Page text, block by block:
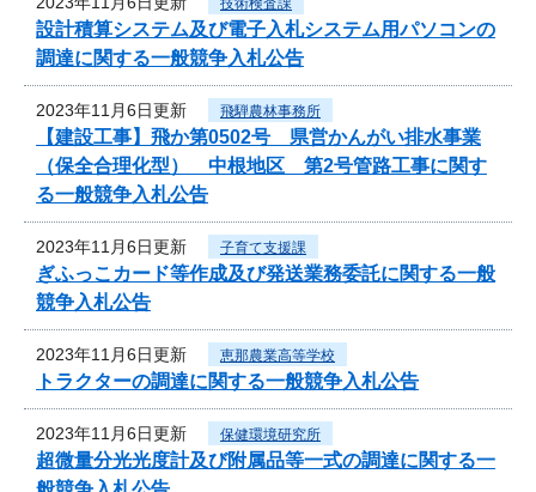
技術検査課
設計積算システム及び電子入札システム用パソコンの
調達に関する一般競争入札公告
2023年11月6日更新 飛騨農林事務所
【建設工事】飛か第0502号 県営かんがい排水事業
（保全合理化型） 中根地区 第2号管路工事に関す
る一般競争入札公告
2023年11月6日更新 子育て支援課
ぎふっこカード等作成及び発送業務委託に関する一般
競争入札公告
2023年11月6日更新 恵那農業高等学校
トラクターの調達に関する一般競争入札公告
2023年11月6日更新 保健環境研究所
超微量分光光度計及び附属品等一式の調達に関する一